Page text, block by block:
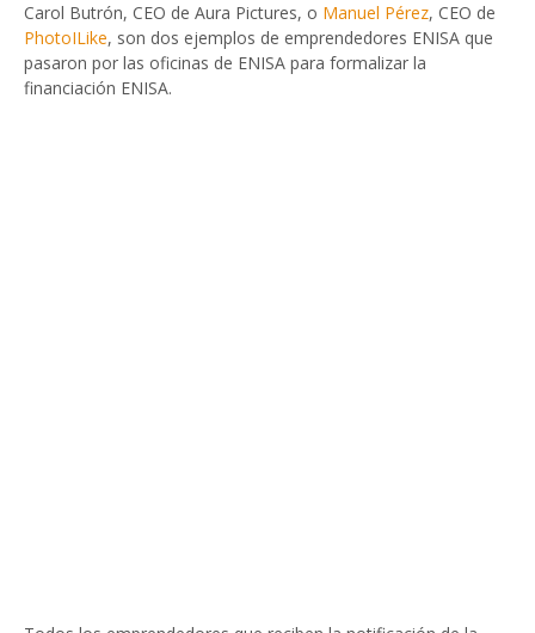
Carol Butrón, CEO de Aura Pictures, o Manuel Pérez, CEO de
PhotoILike, son dos ejemplos de emprendedores ENISA que
pasaron por las oficinas de ENISA para formalizar la
financiación ENISA.